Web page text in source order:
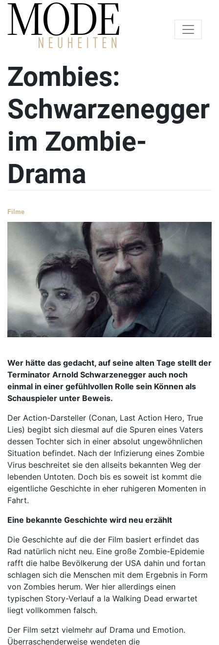
Zombies:
Schwarzenegger
im Zombie-
Drama
Filme
Wer hätte das gedacht, auf seine alten Tage stellt der
Terminator Arnold Schwarzenegger auch noch
einmal in einer gefühlvollen Rolle sein Können als
Schauspieler unter Beweis.
Der Action-Darsteller (Conan, Last Action Hero, True
Lies) begibt sich diesmal auf die Spuren eines Vaters
dessen Tochter sich in einer absolut ungewöhnlichen
Situation befindet. Nach der Infizierung eines Zombie
Virus beschreitet sie den allseits bekannten Weg der
lebenden Untoten. Doch bis es soweit ist kommt die
eigentliche Geschichte in eher ruhigeren Momenten in
Fahrt.
Eine bekannte Geschichte wird neu erzählt
Die Geschichte auf die der Film basiert erfindet das
Rad natürlich nicht neu. Eine große Zombie-Epidemie
rafft die halbe Bevölkerung der USA dahin und fortan
schlagen sich die Menschen mit dem Ergebnis in Form
von Zombies herum. Wer hier allerdings einen
typischen Story-Verlauf a la Walking Dead erwartet
liegt vollkommen falsch.
Der Film setzt vielmehr auf Drama und Emotion.
Überraschenderweise wendeten die